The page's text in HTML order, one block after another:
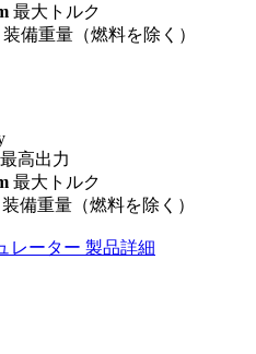
最大トルク
装備重量（燃料を除く）
最高出力
最大トルク
装備重量（燃料を除く）
レーター 製品詳細